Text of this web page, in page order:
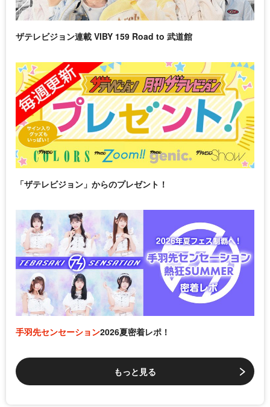
ザテレビジョン連載 VIBY 159 Road to 武道館
「ザテレビジョン」からのプレゼント！
手羽先センセーション2026夏密着レポ！
もっと見る